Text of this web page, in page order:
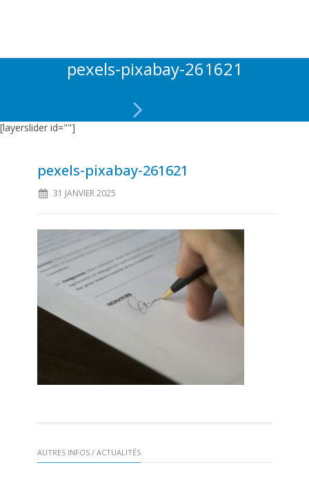
pexels-pixabay-261621
[layerslider id=""]
pexels-pixabay-261621
31 JANVIER 2025
AUTRES INFOS / ACTUALITÉS